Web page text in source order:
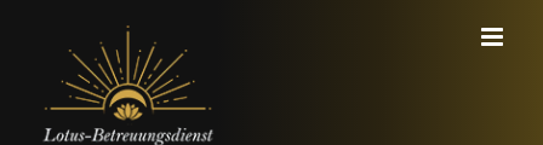
springen